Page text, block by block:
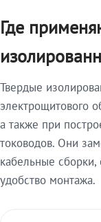
Где
Твердые
электрощитового
а также при
тоководов. Они
кабельные
удобство монтажа.